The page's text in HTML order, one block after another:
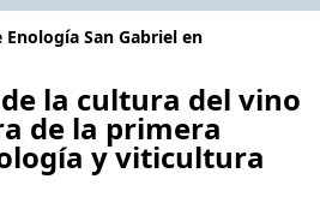
San Gabriel en
la cultura del vino
de la primera
y viticultura